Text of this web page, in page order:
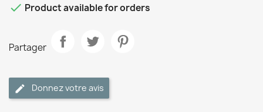
 Product available for orders
Partager
Donnez votre avis